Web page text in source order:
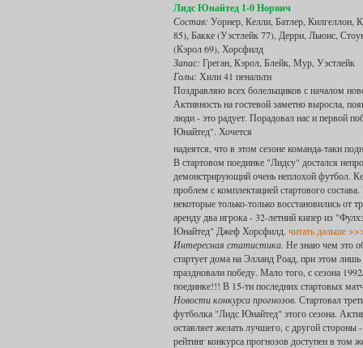
Лидс Юнайтед 1-0 Норвич
Состав: Уорнер, Келли, Батлер, Килгеллон,
85), Бакке (Уэстлейк 77), Дерри, Льюис,
(Кэрол 69), Хорсфилд
Запас: Греган, Кэрол, Блейк, Мур, Уэстлейк
Голы: Хили 41 пенальти
Поздравляю всех болельщиков с началом
Активность на гостевой заметно выросла,
люди - это радует. Порадовал нас и первой
Юнайтед". Хочется
надеятся, что в этом сезоне команда-таки
В стартовом поединке "Лидсу" достался
демонстрирующий очень неплохой футбол.
проблем с комплектацией стартового
некоторые только-только восстановились
аренду два игрока - 32-летний кипер из
Юнайтед" Джеф Хорсфилд. читать дальше
Интересная статистика. Не знаю чем это
стартует дома на Элланд Роад, при этом
праздновали победу. Мало того, с сезона
поединке!!! В 15-ти последних стартовых
Новости конкурса прогнозов. Стартовал
футболка "Лидс Юнайтед" этого сезона.
оставляет желать лучшего, с другой
рейтинг конкурса прогнозов доступен в том